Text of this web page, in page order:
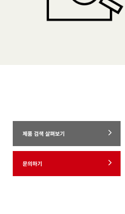
제품 검색 살펴보기
문의하기